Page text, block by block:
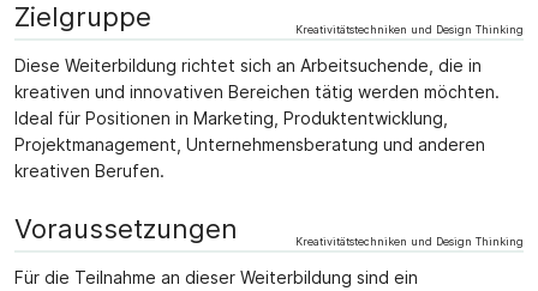
Zielgruppe Kreativitätstechniken und Design Thinking
Diese Weiterbildung richtet sich an Arbeitsuchende, die in
kreativen und innovativen Bereichen tätig werden möchten.
Ideal für Positionen in Marketing, Produktentwicklung,
Projektmanagement, Unternehmensberatung und anderen
kreativen Berufen.
Voraussetzungen Kreativitätstechniken und Design Thinking
Für die Teilnahme an dieser Weiterbildung sind ein